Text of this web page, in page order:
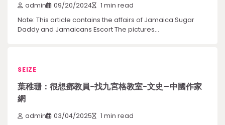
admin 09/20/2024 1 min read
Note: This article contains the affairs of Jamaica Sugar
Daddy and Jamaicans Escort The pictures…
SEIZE
葉稚珊：很想鄧教員-找九宮格教室-文史–中國作家
網
admin 03/04/2025 1 min read